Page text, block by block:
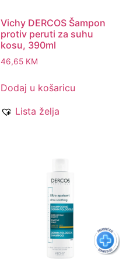
Vichy DERCOS Šampon
protiv peruti za suhu
kosu, 390ml
46,65 KM
Dodaj u košaricu
Lista želja